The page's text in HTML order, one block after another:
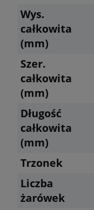
Wys.
całkowita
(mm)
Szer.
całkowita
(mm)
Długość
całkowita
(mm)
Trzonek
Liczba
żarówek